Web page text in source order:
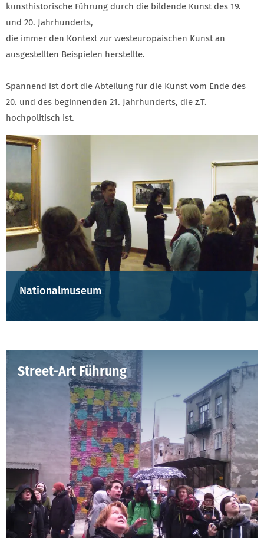
kunsthistorische Führung durch die bildende Kunst des 19.
und 20. Jahrhunderts,
die immer den Kontext zur westeuropäischen Kunst an
ausgestellten Beispielen herstellte.
Spannend ist dort die Abteilung für die Kunst vom Ende des
20. und des beginnenden 21. Jahrhunderts, die z.T.
hochpolitisch ist.
Nationalmuseum
Street-Art Führung